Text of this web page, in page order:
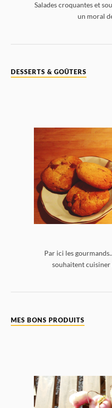
Salades croquantes et
un moral
DESSERTS & GOÛTERS
Par ici les
souhaitent cuisiner
MES BONS PRODUITS